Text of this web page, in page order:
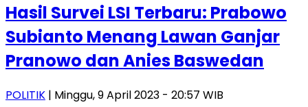
Hasil Survei LSI Terbaru: Prabowo
Subianto Menang Lawan Ganjar
Pranowo dan Anies Baswedan
POLITIK | Minggu, 9 April 2023 - 20:57 WIB